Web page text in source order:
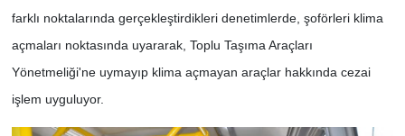
farklı noktalarında gerçekleştirdikleri denetimlerde, şoförleri klima
açmaları noktasında uyararak, Toplu Taşıma Araçları
Yönetmeliği'ne uymayıp klima açmayan araçlar hakkında cezai
işlem uyguluyor.